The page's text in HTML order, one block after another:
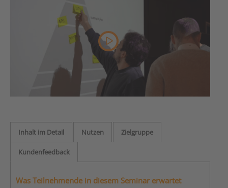
Inhalt im Detail Nutzen Zielgruppe
Kundenfeedback
Was Teilnehmende in diesem Seminar erwartet